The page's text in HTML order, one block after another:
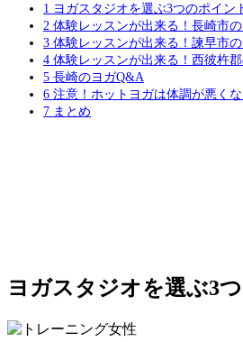
1 ヨガスタジオを選ぶ3つのポイン
2 体験レッスンが出来る！長崎市
3 体験レッスンが出来る！諫早市の
4 体験レッスンが出来る！西彼杵
5 長崎のヨガQ&A
6 注意！ホットヨガは体調が悪く
7 まとめ
ヨガスタジオを選ぶ3